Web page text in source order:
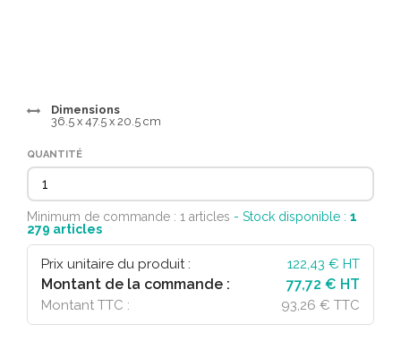
Dimensions
36.5 x 47.5 x 20.5 cm
QUANTITÉ
Minimum de commande : 1 articles - Stock disponible : 1
279 articles
Prix unitaire du produit : 122,43 € HT
Montant de la commande : 77,72 € HT
Montant TTC : 93,26 € TTC